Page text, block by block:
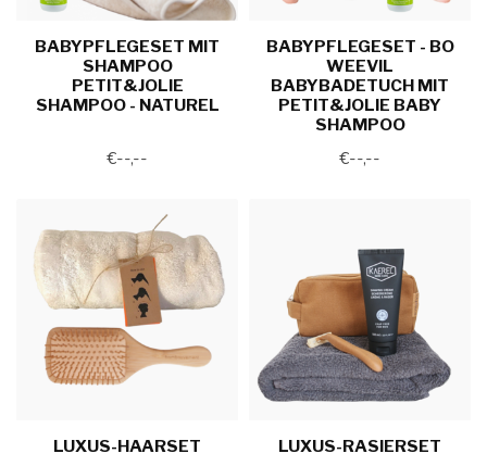
BABYPFLEGESET MIT
SHAMPOO
PETIT&JOLIE
SHAMPOO - NATUREL
€--,--
BABYPFLEGESET - BO
WEEVIL
BABYBADETUCH MIT
PETIT&JOLIE BABY
SHAMPOO
€--,--
LUXUS-HAARSET LUXUS-RASIERSET